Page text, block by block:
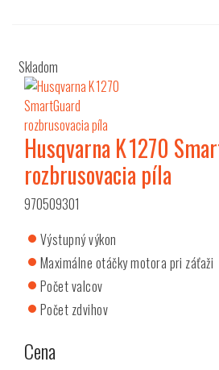
Skladom
Husqvarna K 1270
rozbrusovacia píla
970509301
Výstupný výkon
Maximálne otáčky motora pri záťaži
Počet valcov
Počet zdvihov
Cena